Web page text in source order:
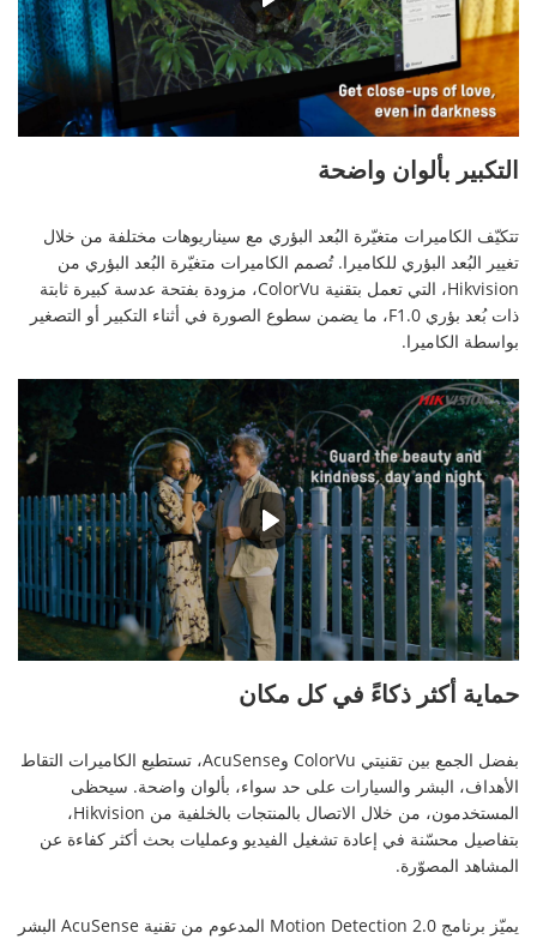
00:56
التكبير بألوان واضحة
تتكيّف الكاميرات متغيّرة البُعد البؤري مع سيناريوهات مختلفة من خلال
تغيير البُعد البؤري للكاميرا. تُصمم الكاميرات متغيّرة البُعد البؤري من
Hikvision، التي تعمل بتقنية ColorVu، مزودة بفتحة عدسة كبيرة ثابتة
ذات بُعد بؤري F1.0، ما يضمن سطوع الصورة في أثناء التكبير أو التصغير
بواسطة الكاميرا.
01:30
حماية أكثر ذكاءً في كل مكان
بفضل الجمع بين تقنيتي ColorVu وAcuSense، تستطيع الكاميرات التقاط
الأهداف، البشر والسيارات على حد سواء، بألوان واضحة. سيحظى
المستخدمون، من خلال الاتصال بالمنتجات بالخلفية من Hikvision،
بتفاصيل محسّنة في إعادة تشغيل الفيديو وعمليات بحث أكثر كفاءة عن
المشاهد المصوّرة.
يميّز برنامج Motion Detection 2.0 المدعوم من تقنية AcuSense البشر